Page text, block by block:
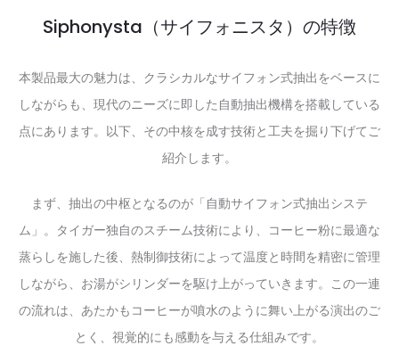
Siphonysta（サイフォニスタ）の特徴
本製品最大の魅力は、クラシカルなサイフォン式抽出をベースに
しながらも、現代のニーズに即した自動抽出機構を搭載している
点にあります。以下、その中核を成す技術と工夫を掘り下げてご
紹介します。
まず、抽出の中枢となるのが「自動サイフォン式抽出システ
ム」。タイガー独自のスチーム技術により、コーヒー粉に最適な
蒸らしを施した後、熱制御技術によって温度と時間を精密に管理
しながら、お湯がシリンダーを駆け上がっていきます。この一連
の流れは、あたかもコーヒーが噴水のように舞い上がる演出のご
とく、視覚的にも感動を与える仕組みです。